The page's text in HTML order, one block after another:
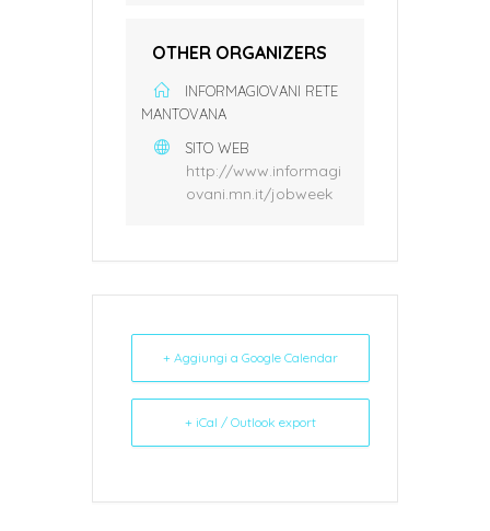
OTHER ORGANIZERS
INFORMAGIOVANI RETE
MANTOVANA
SITO WEB
http://www.informagi
ovani.mn.it/jobweek
+ Aggiungi a Google Calendar
+ iCal / Outlook export